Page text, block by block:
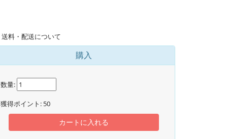
送料・配送について
購入
数量:
獲得ポイント: 50
カートに入れる